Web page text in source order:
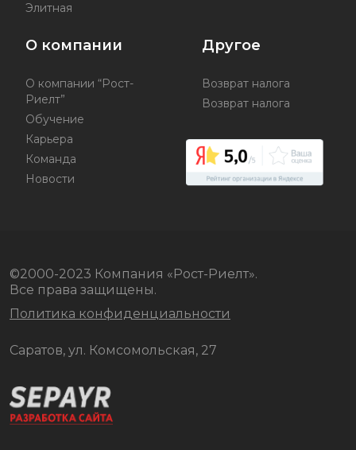
Элитная
О компании
О компании “Рост-
Риелт”
Обучение
Карьера
Команда
Новости
Другое
Возврат налога
Возврат налога
©2000-2023 Компания «Рост-Риелт».
Все права защищены.
Политика конфиденциальности
Саратов, ул. Комсомольская, 27